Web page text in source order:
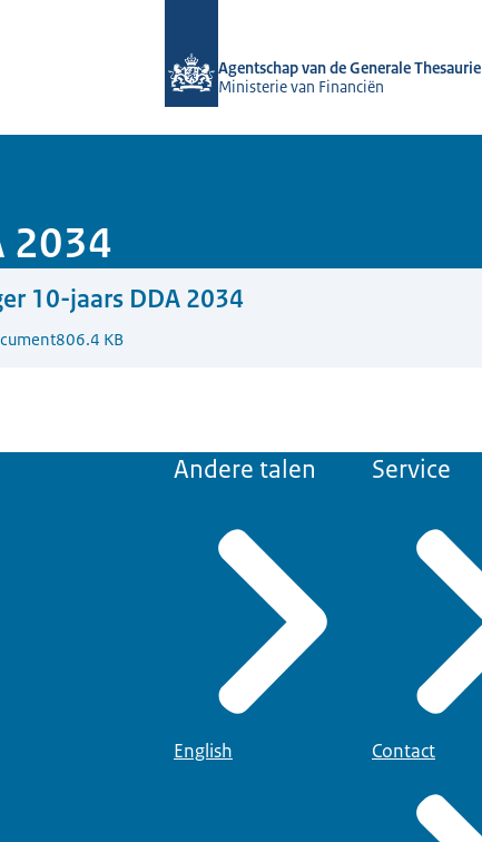
Agentschap van de Generale Thesaurie
Ministerie van Financiën
2034
10-jaars DDA 2034
806.4 KB
Andere talen
English
Service
Contact